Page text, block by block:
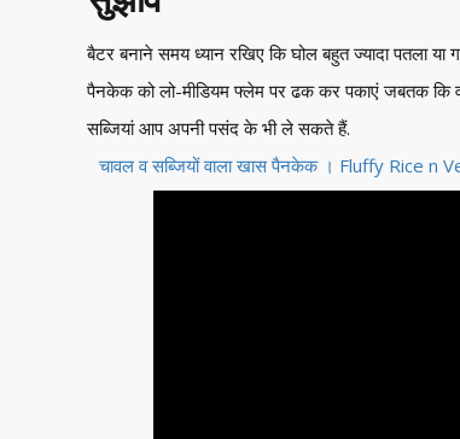
बैटर बनाने समय ध्यान रखिए कि घोल बहुत ज्यादा पतला या
पैनकेक को लो-मीडियम फ्लेम पर ढक कर पकाएं जबतक कि
सब्जियां आप अपनी पसंद के भी ले सकते हैं.
चावल व सब्जियों वाला खास पैनकेक । Fluffy Rice